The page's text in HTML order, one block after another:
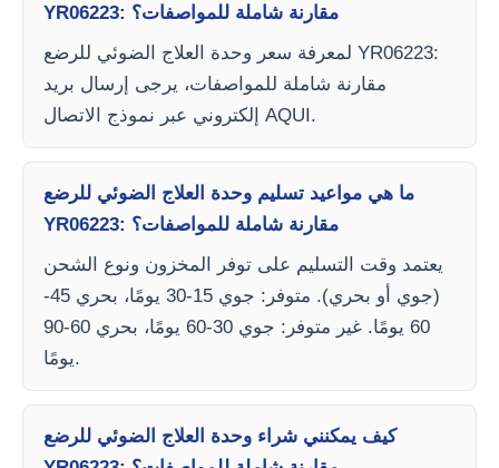
YR06223: مقارنة شاملة للمواصفات؟
لمعرفة سعر وحدة العلاج الضوئي للرضع YR06223:
مقارنة شاملة للمواصفات، يرجى إرسال بريد
إلكتروني عبر نموذج الاتصال AQUI.
ما هي مواعيد تسليم وحدة العلاج الضوئي للرضع
YR06223: مقارنة شاملة للمواصفات؟
يعتمد وقت التسليم على توفر المخزون ونوع الشحن
(جوي أو بحري). متوفر: جوي 15-30 يومًا، بحري 45-
60 يومًا. غير متوفر: جوي 30-60 يومًا، بحري 60-90
يومًا.
كيف يمكنني شراء وحدة العلاج الضوئي للرضع